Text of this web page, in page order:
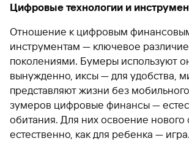
Цифровые технологии и
Отношение к цифровым
инструментам — ключевое
поколениями. Бумеры используют
вынужденно, иксы — для удобства,
представляют жизни без
зумеров цифровые финансы —
обитания. Для них освоение нового
естественно, как для ребенка — игра.